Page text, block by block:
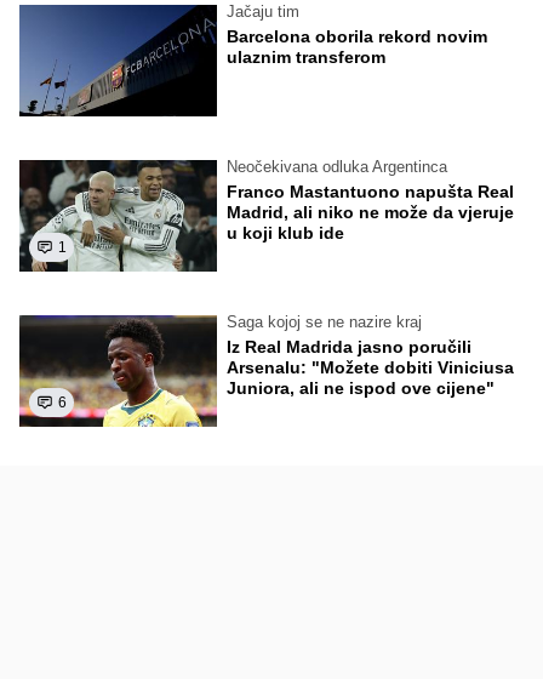
Jačaju tim
Barcelona oborila rekord novim
ulaznim transferom
1
Neočekivana odluka Argentinca
Franco Mastantuono napušta Real
Madrid, ali niko ne može da vjeruje
u koji klub ide
6
Saga kojoj se ne nazire kraj
Iz Real Madrida jasno poručili
Arsenalu: "Možete dobiti Viniciusa
Juniora, ali ne ispod ove cijene"